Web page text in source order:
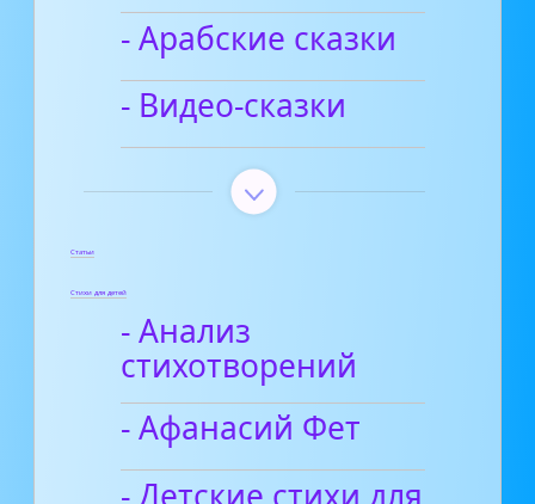
- Арабские сказки
- Видео-сказки
Статьи
Стихи для детей
- Анализ
стихотворений
- Афанасий Фет
- Детские стихи для